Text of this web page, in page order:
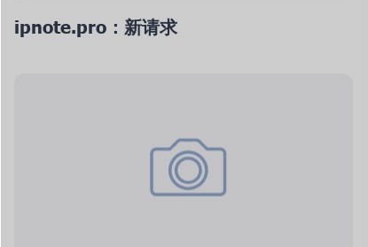
ipnote.pro：新请求